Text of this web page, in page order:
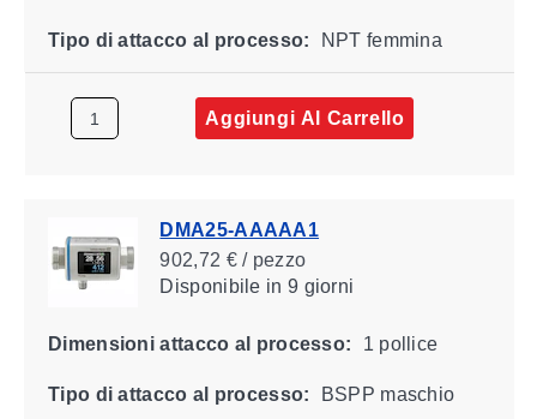
Tipo di attacco al processo: NPT femmina
Aggiungi Al Carrello
DMA25-AAAAA1
902,72 € / pezzo
Disponibile in 9 giorni
Dimensioni attacco al processo: 1 pollice
Tipo di attacco al processo: BSPP maschio